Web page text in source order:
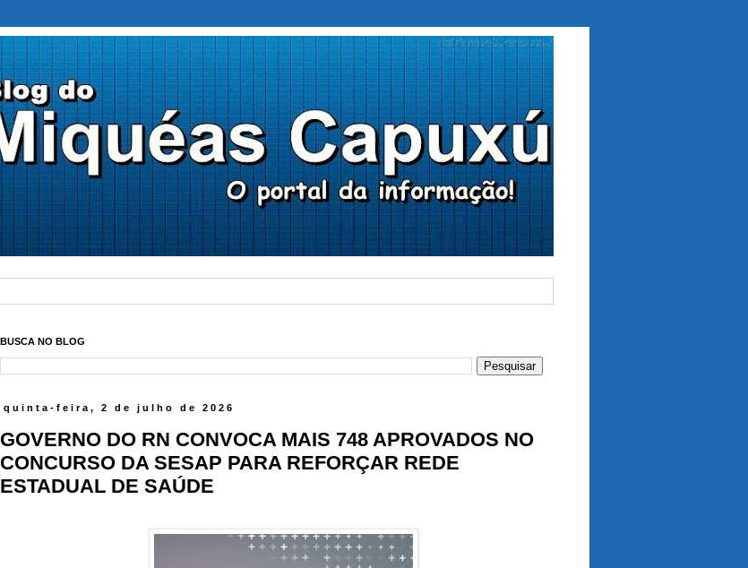
BUSCA NO BLOG
quinta-feira, 2 de julho de 2026
GOVERNO DO RN CONVOCA MAIS 748 APROVADOS NO
CONCURSO DA SESAP PARA REFORÇAR REDE
ESTADUAL DE SAÚDE